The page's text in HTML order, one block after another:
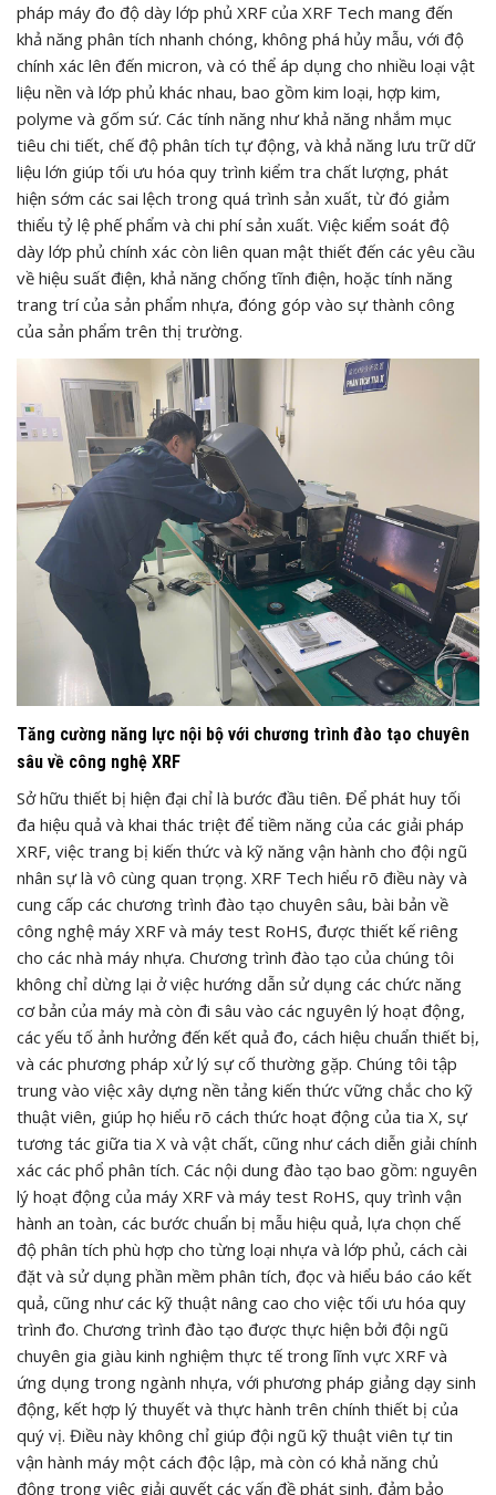
pháp máy đo độ dày lớp phủ XRF của XRF Tech mang đến
khả năng phân tích nhanh chóng, không phá hủy mẫu, với độ
chính xác lên đến micron, và có thể áp dụng cho nhiều loại vật
liệu nền và lớp phủ khác nhau, bao gồm kim loại, hợp kim,
polyme và gốm sứ. Các tính năng như khả năng nhắm mục
tiêu chi tiết, chế độ phân tích tự động, và khả năng lưu trữ dữ
liệu lớn giúp tối ưu hóa quy trình kiểm tra chất lượng, phát
hiện sớm các sai lệch trong quá trình sản xuất, từ đó giảm
thiểu tỷ lệ phế phẩm và chi phí sản xuất. Việc kiểm soát độ
dày lớp phủ chính xác còn liên quan mật thiết đến các yêu cầu
về hiệu suất điện, khả năng chống tĩnh điện, hoặc tính năng
trang trí của sản phẩm nhựa, đóng góp vào sự thành công
của sản phẩm trên thị trường.
Tăng cường năng lực nội bộ với chương trình đào tạo chuyên
sâu về công nghệ XRF
Sở hữu thiết bị hiện đại chỉ là bước đầu tiên. Để phát huy tối
đa hiệu quả và khai thác triệt để tiềm năng của các giải pháp
XRF, việc trang bị kiến thức và kỹ năng vận hành cho đội ngũ
nhân sự là vô cùng quan trọng. XRF Tech hiểu rõ điều này và
cung cấp các chương trình đào tạo chuyên sâu, bài bản về
công nghệ máy XRF và máy test RoHS, được thiết kế riêng
cho các nhà máy nhựa. Chương trình đào tạo của chúng tôi
không chỉ dừng lại ở việc hướng dẫn sử dụng các chức năng
cơ bản của máy mà còn đi sâu vào các nguyên lý hoạt động,
các yếu tố ảnh hưởng đến kết quả đo, cách hiệu chuẩn thiết bị,
và các phương pháp xử lý sự cố thường gặp. Chúng tôi tập
trung vào việc xây dựng nền tảng kiến thức vững chắc cho kỹ
thuật viên, giúp họ hiểu rõ cách thức hoạt động của tia X, sự
tương tác giữa tia X và vật chất, cũng như cách diễn giải chính
xác các phổ phân tích. Các nội dung đào tạo bao gồm: nguyên
lý hoạt động của máy XRF và máy test RoHS, quy trình vận
hành an toàn, các bước chuẩn bị mẫu hiệu quả, lựa chọn chế
độ phân tích phù hợp cho từng loại nhựa và lớp phủ, cách cài
đặt và sử dụng phần mềm phân tích, đọc và hiểu báo cáo kết
quả, cũng như các kỹ thuật nâng cao cho việc tối ưu hóa quy
trình đo. Chương trình đào tạo được thực hiện bởi đội ngũ
chuyên gia giàu kinh nghiệm thực tế trong lĩnh vực XRF và
ứng dụng trong ngành nhựa, với phương pháp giảng dạy sinh
động, kết hợp lý thuyết và thực hành trên chính thiết bị của
quý vị. Điều này không chỉ giúp đội ngũ kỹ thuật viên tự tin
vận hành máy một cách độc lập, mà còn có khả năng chủ
động trong việc giải quyết các vấn đề phát sinh, đảm bảo